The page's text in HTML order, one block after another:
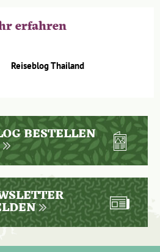
Lust auf mehr gemacht? Dann
Wochen mit Kindern
erfahren
Reiseblog Thailand
BESTELLEN